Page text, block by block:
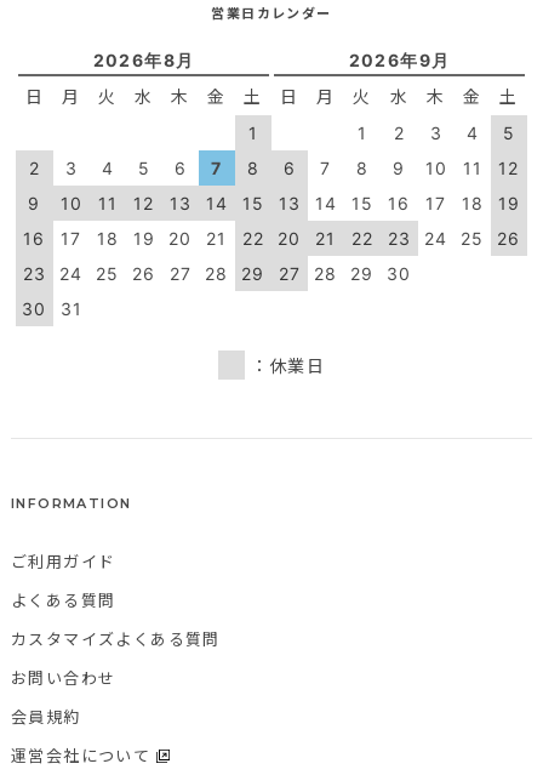
営業日カレンダー
2026年8月
日 月 火 水 木 金 土
1
2
3 4 5 6 7
8
9
10 11 12 13 14
15
16
17 18 19 20 21
22
23
24 25 26 27 28
29
30
31
2026年9月
日 月 火 水 木 金 土
1 2 3 4
5
6
7 8 9 10 11
12
13
14 15 16 17 18
19
20
21 22 23 24 25
26
27
28 29 30
：休業日
INFORMATION
ご利用ガイド
よくある質問
カスタマイズよくある質問
お問い合わせ
会員規約
運営会社について